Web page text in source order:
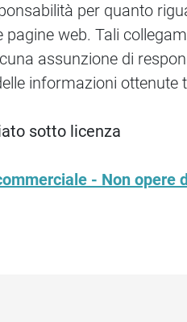
per quanto
web. Tali
assunzione di
informazioni ottenute
sotto licenza
- Non opere